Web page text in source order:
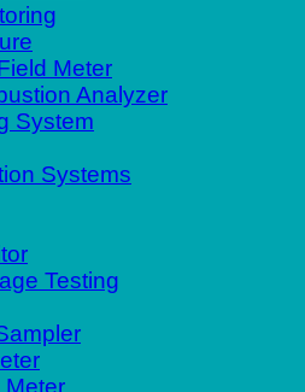
Meter
Analyzer
System
Systems
Testing
Meter